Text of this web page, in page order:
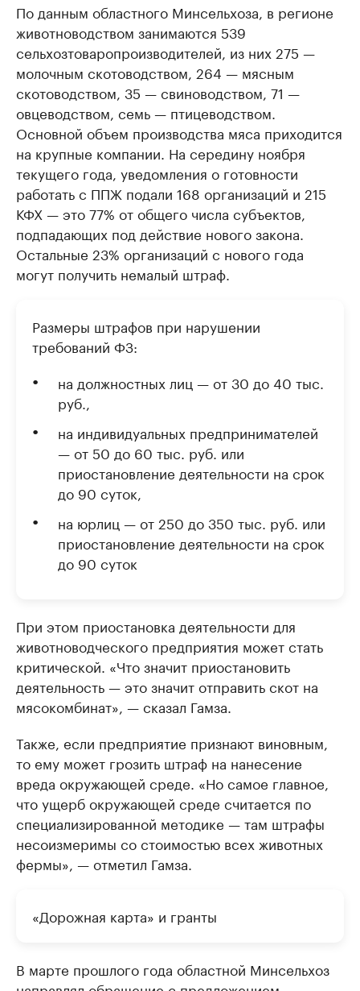
По данным областного Минсельхоза, в регионе
животноводством занимаются 539
сельхозтоваропроизводителей, из них 275 —
молочным скотоводством, 264 — мясным
скотоводством, 35 — свиноводством, 71 —
овцеводством, семь — птицеводством.
Основной объем производства мяса приходится
на крупные компании. На середину ноября
текущего года, уведомления о готовности
работать с ППЖ подали 168 организаций и 215
КФХ — это 77% от общего числа субъектов,
подпадающих под действие нового закона.
Остальные 23% организаций с нового года
могут получить немалый штраф.
Размеры штрафов при нарушении
требований ФЗ:
на должностных лиц — от 30 до 40 тыс.
руб.,
на индивидуальных предпринимателей
— от 50 до 60 тыс. руб. или
приостановление деятельности на срок
до 90 суток,
на юрлиц — от 250 до 350 тыс. руб. или
приостановление деятельности на срок
до 90 суток
При этом приостановка деятельности для
животноводческого предприятия может стать
критической. «Что значит приостановить
деятельность — это значит отправить скот на
мясокомбинат», — сказал Гамза.
Также, если предприятие признают виновным,
то ему может грозить штраф на нанесение
вреда окружающей среде. «Но самое главное,
что ущерб окружающей среде считается по
специализированной методике — там штрафы
несоизмеримы со стоимостью всех животных
фермы», — отметил Гамза.
«Дорожная карта» и гранты
В марте прошлого года областной Минсельхоз